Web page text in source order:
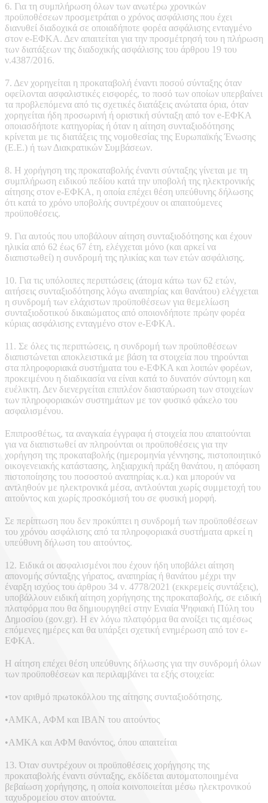
6. Για τη συμπλήρωση όλων των ανωτέρω χρονικών
προϋποθέσεων προσμετράται ο χρόνος ασφάλισης που έχει
διανυθεί διαδοχικά σε οποιαδήποτε φορέα ασφάλισης ενταγμένο
στον e-ΕΦΚΑ. Δεν απαιτείται για την προσμέτρησή του η πλήρωση
των διατάξεων της διαδοχικής ασφάλισης του άρθρου 19 του
ν.4387/2016.
7. Δεν χορηγείται η προκαταβολή έναντι ποσού σύνταξης όταν
οφείλονται ασφαλιστικές εισφορές, το ποσό των οποίων υπερβαίνει
τα προβλεπόμενα από τις σχετικές διατάξεις ανώτατα όρια, όταν
χορηγείται ήδη προσωρινή ή οριστική σύνταξη από τον e-ΕΦΚΑ
οποιασδήποτε κατηγορίας ή όταν η αίτηση συνταξιοδότησης
κρίνεται με τις διατάξεις της νομοθεσίας της Ευρωπαϊκής Ένωσης
(E.E.) ή των Διακρατικών Συμβάσεων.
8. Η χορήγηση της προκαταβολής έναντι σύνταξης γίνεται με τη
συμπλήρωση ειδικού πεδίου κατά την υποβολή της ηλεκτρονικής
αίτησης στον e-ΕΦΚΑ, η οποία επέχει θέση υπεύθυνης δήλωσης
ότι κατά το χρόνο υποβολής συντρέχουν οι απαιτούμενες
προϋποθέσεις.
9. Για αυτούς που υποβάλουν αίτηση συνταξιοδότησης και έχουν
ηλικία από 62 έως 67 έτη, ελέγχεται μόνο (και αρκεί να
διαπιστωθεί) η συνδρομή της ηλικίας και των ετών ασφάλισης.
10. Για τις υπόλοιπες περιπτώσεις (άτομα κάτω των 62 ετών,
αιτήσεις συνταξιοδότησης λόγω αναπηρίας και θανάτου) ελέγχεται
η συνδρομή των ελάχιστων προϋποθέσεων για θεμελίωση
συνταξιοδοτικού δικαιώματος από οποιονδήποτε πρώην φορέα
κύριας ασφάλισης ενταγμένο στον e-ΕΦΚΑ.
11. Σε όλες τις περιπτώσεις, η συνδρομή των προϋποθέσεων
διαπιστώνεται αποκλειστικά με βάση τα στοιχεία που τηρούνται
στα πληροφοριακά συστήματα του e-ΕΦΚΑ και λοιπών φορέων,
προκειμένου η διαδικασία να είναι κατά το δυνατόν σύντομη και
ευέλικτη. Δεν διενεργείται επιπλέον διασταύρωση των στοιχείων
των πληροφοριακών συστημάτων με τον φυσικό φάκελο του
ασφαλισμένου.
Επιπροσθέτως, τα αναγκαία έγγραφα ή στοιχεία που απαιτούνται
για να διαπιστωθεί αν πληρούνται οι προϋποθέσεις για την
χορήγηση της προκαταβολής (ημερομηνία γέννησης, πιστοποιητικό
οικογενειακής κατάστασης, ληξιαρχική πράξη θανάτου, η απόφαση
πιστοποίησης του ποσοστού αναπηρίας κ.α.) και μπορούν να
αντληθούν με ηλεκτρονικά μέσα, αντλούνται χωρίς συμμετοχή του
αιτούντος και χωρίς προσκόμισή του σε φυσική μορφή.
Σε περίπτωση που δεν προκύπτει η συνδρομή των προϋποθέσεων
του χρόνου ασφάλισης από τα πληροφοριακά συστήματα αρκεί η
υπεύθυνη δήλωση του αιτούντος.
12. Ειδικά οι ασφαλισμένοι που έχουν ήδη υποβάλει αίτηση
απονομής σύνταξης γήρατος, αναπηρίας ή θανάτου μέχρι την
έναρξη ισχύος του άρθρου 34 ν. 4778/2021 (εκκρεμείς συντάξεις),
υποβάλλουν ειδική αίτηση χορήγησης της προκαταβολής, σε ειδική
πλατφόρμα που θα δημιουργηθεί στην Ενιαία Ψηφιακή Πύλη του
Δημοσίου (gov.gr). H εν λόγω πλατφόρμα θα ανοίξει τις αμέσως
επόμενες ημέρες και θα υπάρξει σχετική ενημέρωση από τον ε-
ΕΦΚΑ.
Η αίτηση επέχει θέση υπεύθυνης δήλωσης για την συνδρομή όλων
των προϋποθέσεων και περιλαμβάνει τα εξής στοιχεία:
•τον αριθμό πρωτοκόλλου της αίτησης συνταξιοδότησης.
•ΑΜΚΑ, ΑΦΜ και IBAN του αιτούντος
•ΑΜΚΑ και ΑΦΜ θανόντος, όπου απαιτείται
13. Όταν συντρέχουν οι προϋποθέσεις χορήγησης της
προκαταβολής έναντι σύνταξης, εκδίδεται αυτοματοποιημένα
βεβαίωση χορήγησης, η οποία κοινοποιείται μέσω ηλεκτρονικού
ταχυδρομείου στον αιτούντα.